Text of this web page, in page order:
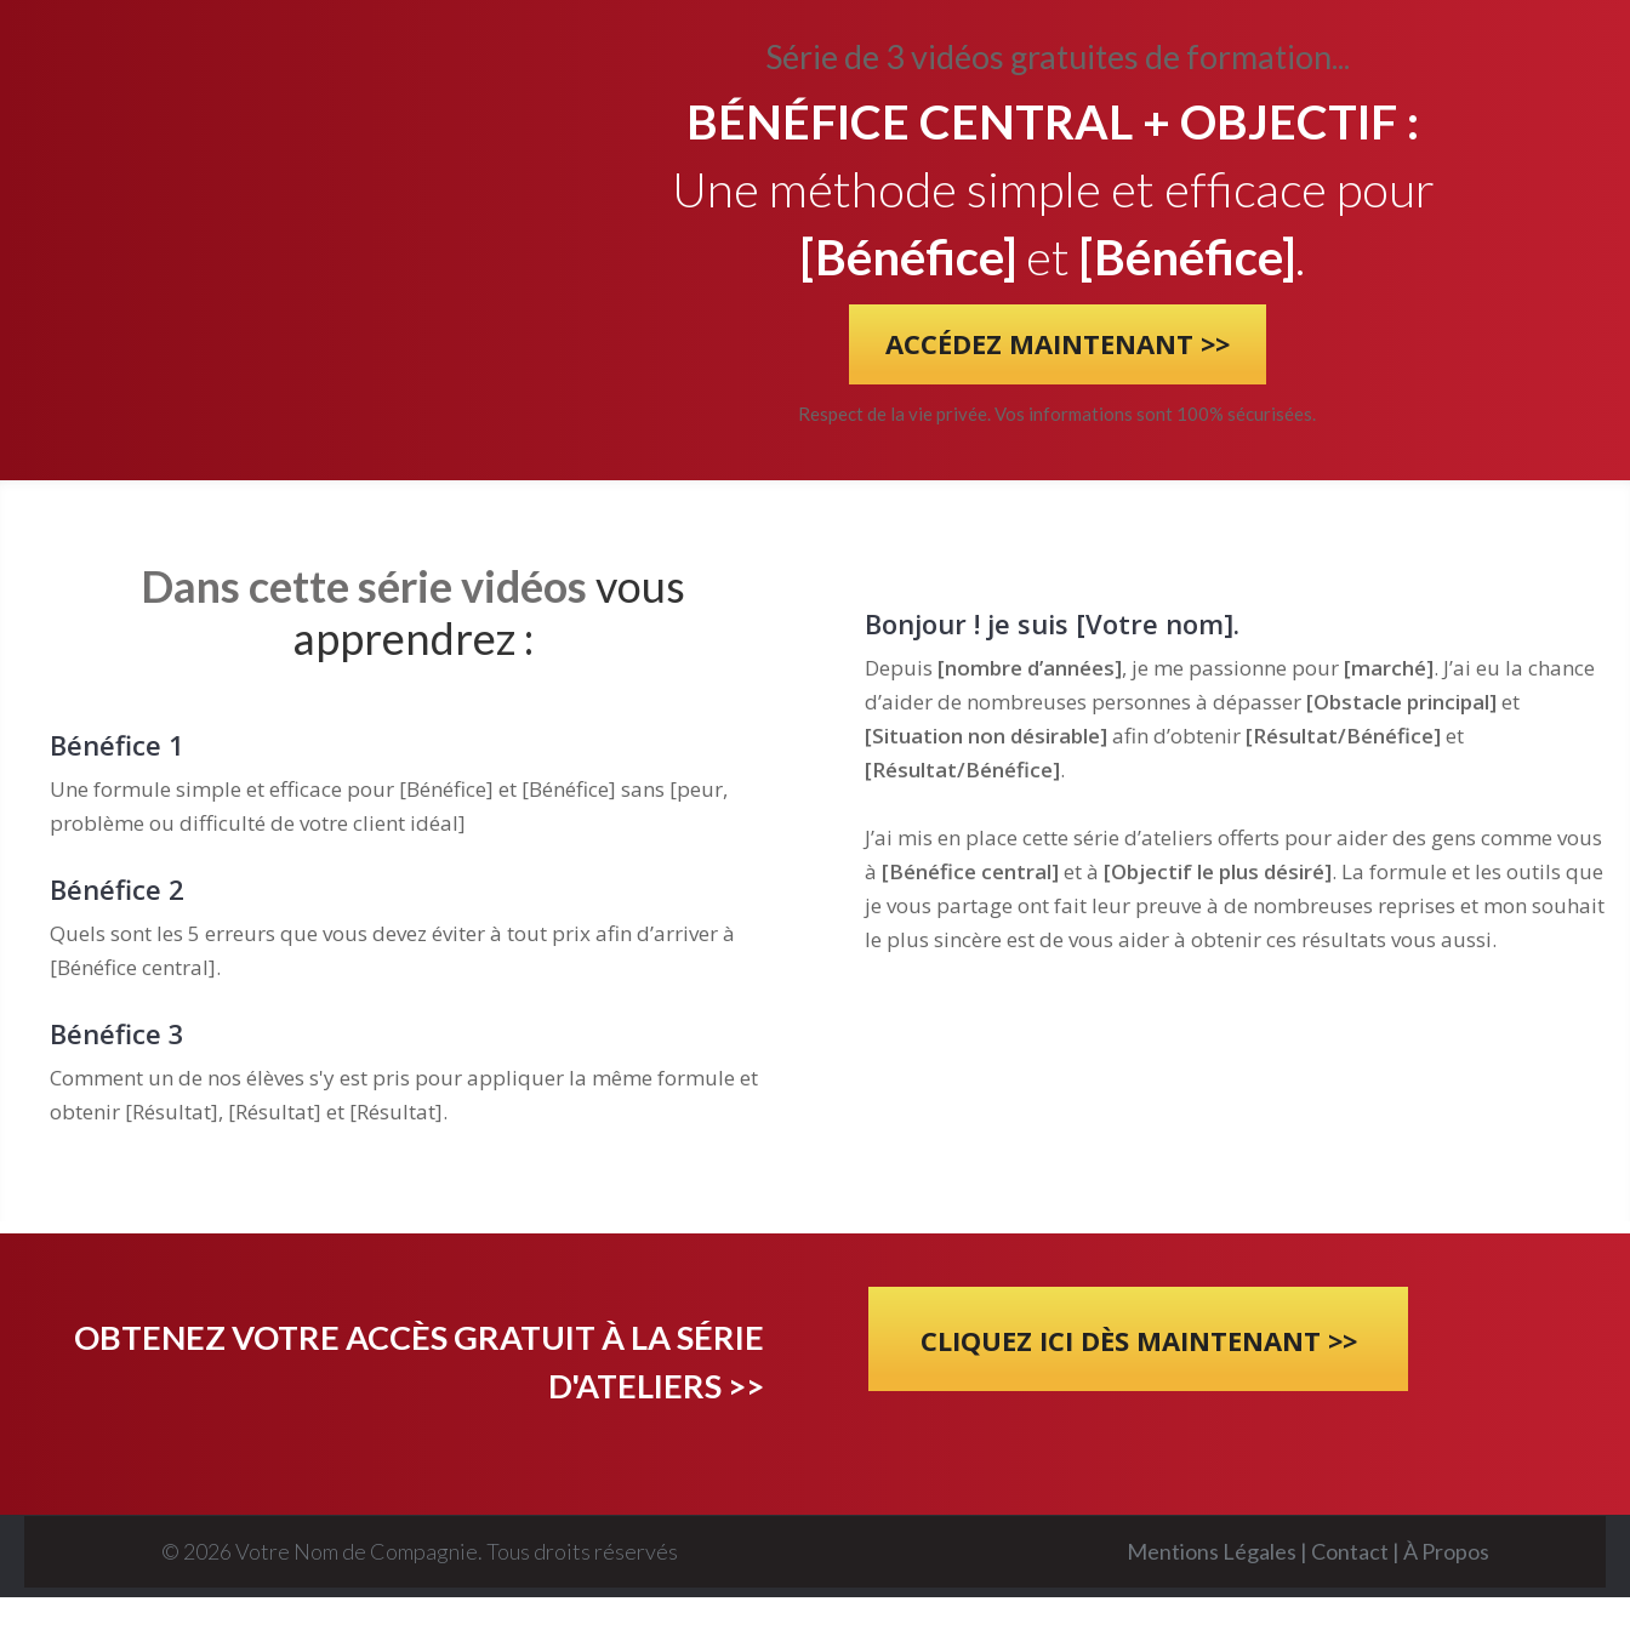
Série de 3 vidéos gratuites de formation...
BÉNÉFICE CENTRAL + OBJECTIF :
Une méthode simple et efficace pour
[Bénéfice] et [Bénéfice].
ACCÉDEZ MAINTENANT >>
Respect de la vie privée. Vos informations sont 100% sécurisées.
Dans cette série vidéosvous
apprendrez :
Bénéfice 1
Une formule simple et efficace pour [Bénéfice] et [Bénéfice] sans [peur,
problème ou difficulté de votre client idéal]
Bénéfice 2
Quels sont les 5 erreurs que vous devez éviter à tout prix afin d’arriver à
[Bénéfice central].
Bénéfice 3
Comment un de nos élèves s'y est pris pour appliquer la même formule et
obtenir [Résultat], [Résultat] et [Résultat].
Bonjour ! je suis [Votre nom].
Depuis [nombre d’années], je me passionne pour [marché]. J’ai eu la chance
d’aider de nombreuses personnes à dépasser [Obstacle principal] et
[Situation non désirable] afin d’obtenir [Résultat/Bénéfice] et
[Résultat/Bénéfice].
J’ai mis en place cette série d’ateliers offerts pour aider des gens comme vous
à [Bénéfice central] et à [Objectif le plus désiré]. La formule et les outils que
je vous partage ont fait leur preuve à de nombreuses reprises et mon souhait
le plus sincère est de vous aider à obtenir ces résultats vous aussi.
OBTENEZ VOTRE ACCÈS GRATUIT À LA SÉRIE
D'ATELIERS >>
CLIQUEZ ICI DÈS MAINTENANT >>
© 2026 Votre Nom de Compagnie. Tous droits réservés Mentions Légales | Contact | À Propos